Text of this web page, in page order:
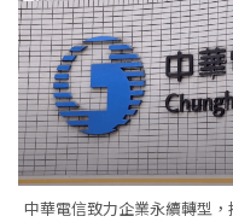
中華電信致力企業永續轉型